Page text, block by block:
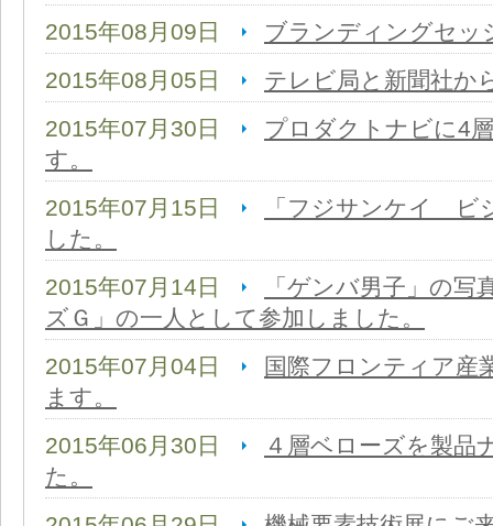
2015年08月09日
ブランディングセッ
2015年08月05日
テレビ局と新聞社か
2015年07月30日
プロダクトナビに4
す。
2015年07月15日
「フジサンケイ ビ
した。
2015年07月14日
「ゲンバ男子」の写
ズＧ」の一人として参加しました。
2015年07月04日
国際フロンティア産
ます。
2015年06月30日
４層ベローズを製品
た。